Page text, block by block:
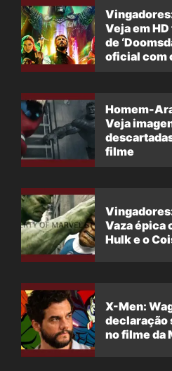
Veja em
de
oficial com
Homem-
Veja
filme
Vaza épica
Hulk e o
X-Men:
declaração
no filme da